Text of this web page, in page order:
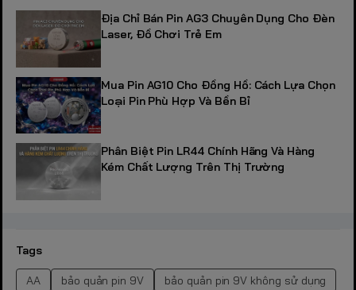
Địa Chỉ Bán Pin AG3 Chuyên Dụng Cho Đèn
Laser, Đồ Chơi Trẻ Em
Mua Pin AG10 Cho Đồng Hồ: Cách Lựa Chọn
Loại Pin Phù Hợp Và Bền Bỉ
Phân Biệt Pin LR44 Chính Hãng Và Hàng
Kém Chất Lượng Trên Thị Trường
Tags
AA bảo quản pin 9V
bảo quản pin 9V không sử dụng